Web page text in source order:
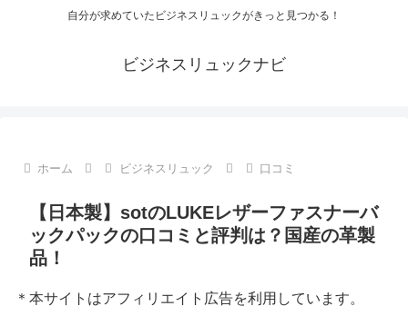
自分が求めていたビジネスリュックがきっと見つかる！
ビジネスリュックナビ
ホーム ビジネスリュック 口コミ
【日本製】sotのLUKEレザーファスナーバ
ックパックの口コミと評判は？国産の革製
品！
＊本サイトはアフィリエイト広告を利用しています。